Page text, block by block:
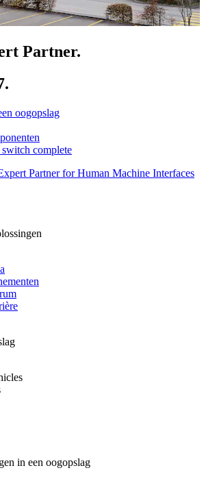
Partner.
oogopslag
complete
in een oogopslag